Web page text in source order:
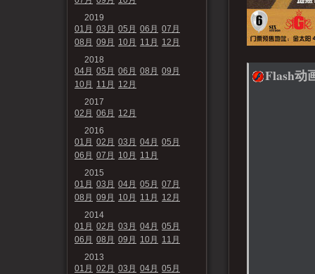
Flash动
2019
01月 03月 05月 06月 07月
08月 09月 10月 11月
12月
2018
04月 05月 06月 08月 09月
10月
11月
12月
2017
02月 06月
12月
2016
01月 02月 03月 04月 05月
06月 07月 10月
11月
2015
01月 03月 04月 05月 07月
08月 09月 10月 11月
12月
2014
01月 02月 03月 04月 05月
06月 08月 09月 10月
11月
2013
01月 02月 03月 04月 05月